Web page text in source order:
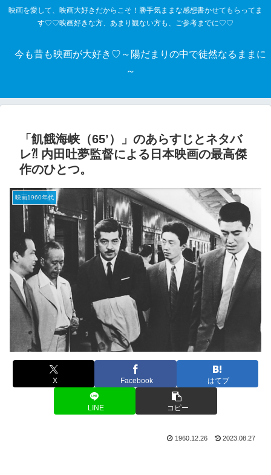
映画を愛して、映画大好きだからこそ！勝手気ままな感想書かせてもらってま
す♡♡映画好きな方、あまり観ない方も、ご参考までに♡♡
今も昔も映画が大好き♡～陽だまりの中で徒然なるままに
～
「飢餓海峡（65’）」のあらすじとネタバ
レ⁈ 内田吐夢監督による日本映画の最高傑
作のひとつ。
映画1960年代
X Facebook はてブ
LINE コピー
1960.12.26 2023.08.27